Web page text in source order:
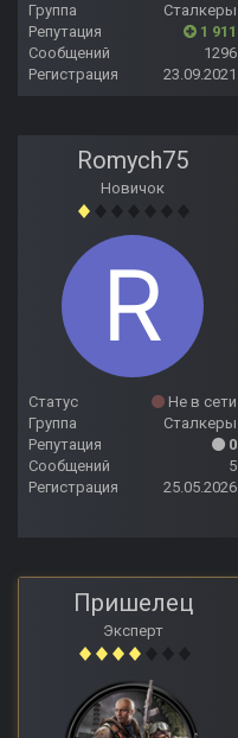
Группа
Сталкеры
Репутация
1 911
Сообщений
1296
Регистрация
23.09.2021
Romych75
Новичок
Статус
Не в сети
Группа
Сталкеры
Репутация
0
Сообщений
5
Регистрация
25.05.2026
Пришелец
Эксперт